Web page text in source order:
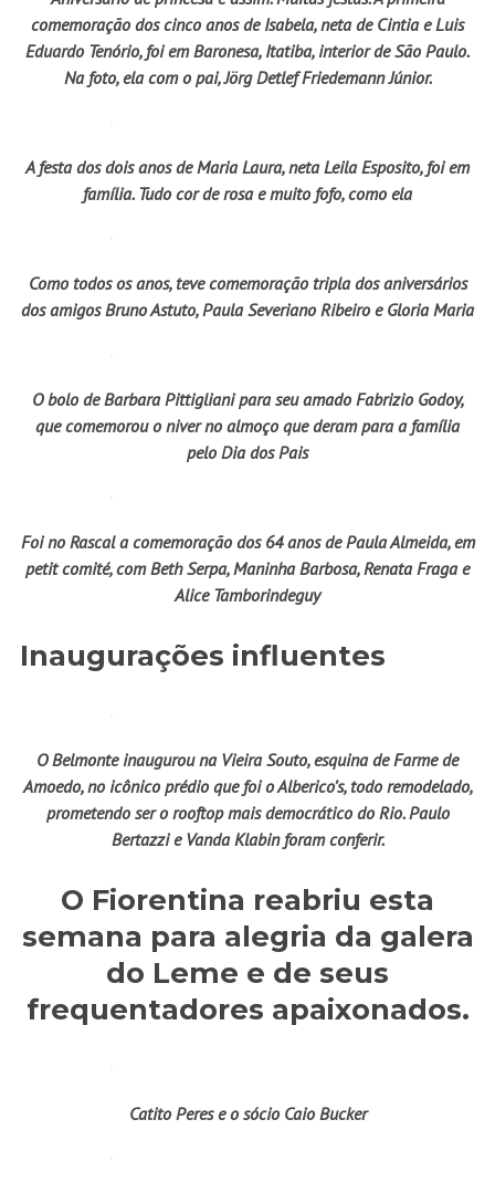
comemoração dos cinco anos de Isabela, neta de Cintia e Luis
Eduardo Tenório, foi em Baronesa, Itatiba, interior de São Paulo.
Na foto, ela com o pai, Jörg Detlef Friedemann Júnior.
A festa dos dois anos de Maria Laura, neta Leila Esposito, foi em
família. Tudo cor de rosa e muito fofo, como ela
Como todos os anos, teve comemoração tripla dos aniversários
dos amigos Bruno Astuto, Paula Severiano Ribeiro e Gloria Maria
O bolo de Barbara Pittigliani para seu amado Fabrizio Godoy,
que comemorou o niver no almoço que deram para a família
pelo Dia dos Pais
Foi no Rascal a comemoração dos 64 anos de Paula Almeida, em
petit comité, com Beth Serpa, Maninha Barbosa, Renata Fraga e
Alice Tamborindeguy
Inaugurações influentes
O Belmonte inaugurou na Vieira Souto, esquina de Farme de
Amoedo, no icônico prédio que foi o Alberico’s, todo remodelado,
prometendo ser o rooftop mais democrático do Rio. Paulo
Bertazzi e Vanda Klabin foram conferir.
O Fiorentina reabriu esta
semana para alegria da galera
do Leme e de seus
frequentadores apaixonados.
Catito Peres e o sócio Caio Bucker